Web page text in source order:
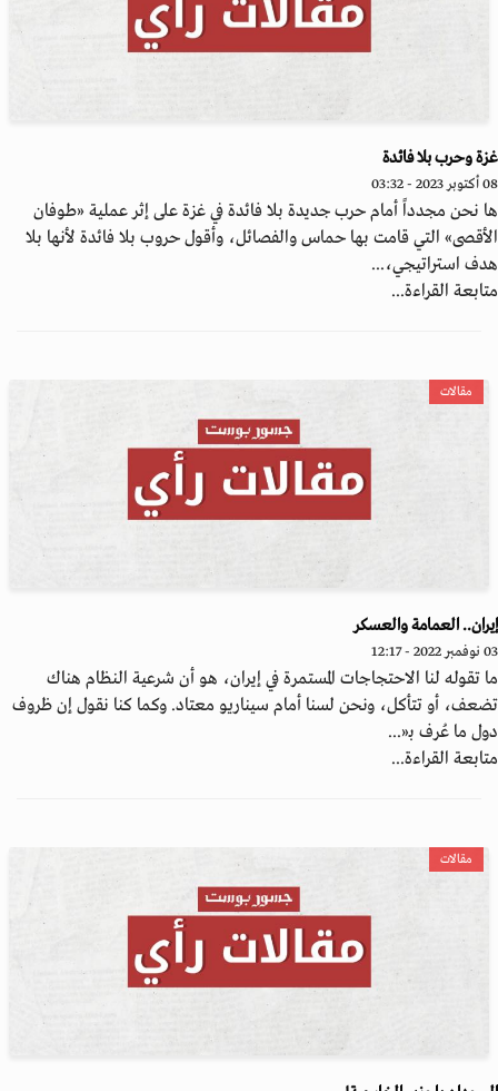
وحرب بلا فائدة
- 03:32
نحن مجدداً أمام حرب جديدة بلا فائدة في غزة على إثر عملية «طوفان
التي قامت بها حماس والفصائل، وأقول حروب بلا فائدة لأنها بلا
استراتيجي،...
القراءة...
مقالات
العمامة والعسكر
12:17
تقوله لنا الاحتجاجات المستمرة في إيران، هو أن شرعية النظام هناك
أو تتأكل، ونحن لسنا أمام سيناريو معتاد. وكما كنا نقول إن ظروف
ما عُرف بـ«...
القراءة...
مقالات